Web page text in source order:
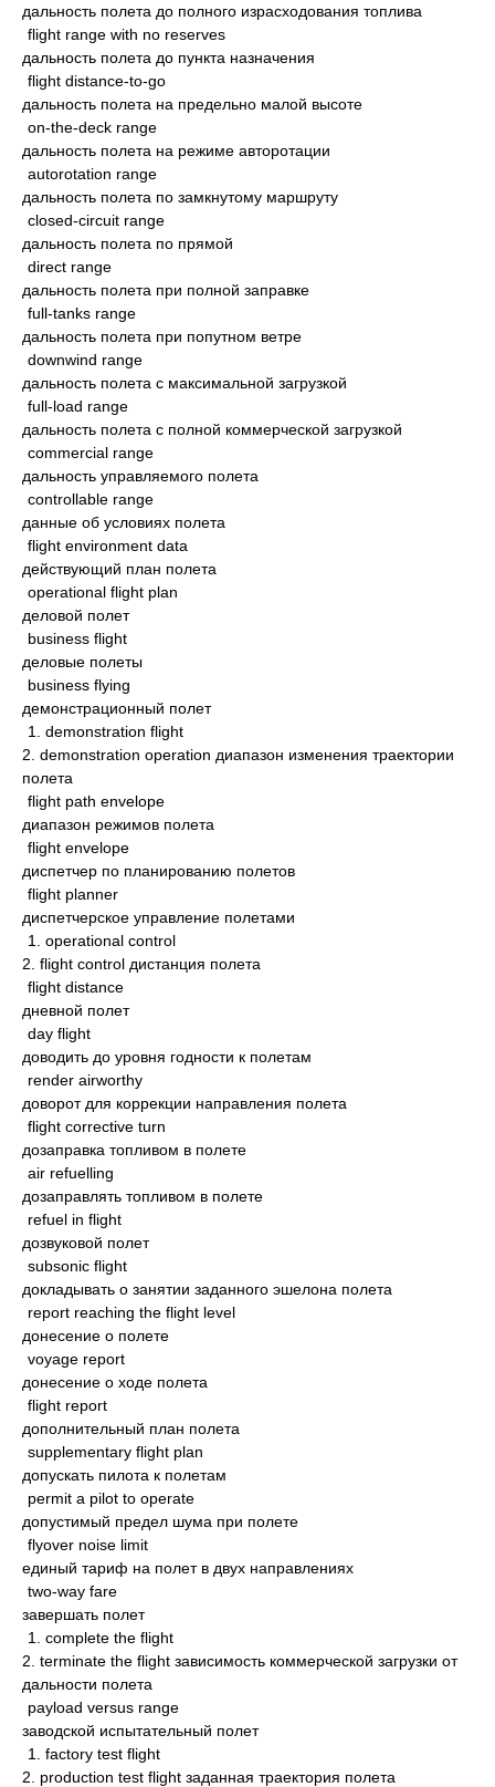
дальность полета до полного израсходования топлива
flight range with no reserves
дальность полета до пункта назначения
flight distance-to-go
дальность полета на предельно малой высоте
on-the-deck range
дальность полета на режиме авторотации
autorotation range
дальность полета по замкнутому маршруту
closed-circuit range
дальность полета по прямой
direct range
дальность полета при полной заправке
full-tanks range
дальность полета при попутном ветре
downwind range
дальность полета с максимальной загрузкой
full-load range
дальность полета с полной коммерческой загрузкой
commercial range
дальность управляемого полета
controllable range
данные об условиях полета
flight environment data
действующий план полета
operational flight plan
деловой полет
business flight
деловые полеты
business flying
демонстрационный полет
1. demonstration flight
2. demonstration operation диапазон изменения траектории
полета
flight path envelope
диапазон режимов полета
flight envelope
диспетчер по планированию полетов
flight planner
диспетчерское управление полетами
1. operational control
2. flight control дистанция полета
flight distance
дневной полет
day flight
доводить до уровня годности к полетам
render airworthy
доворот для коррекции направления полета
flight corrective turn
дозаправка топливом в полете
air refuelling
дозаправлять топливом в полете
refuel in flight
дозвуковой полет
subsonic flight
докладывать о занятии заданного эшелона полета
report reaching the flight level
донесение о полете
voyage report
донесение о ходе полета
flight report
дополнительный план полета
supplementary flight plan
допускать пилота к полетам
permit a pilot to operate
допустимый предел шума при полете
flyover noise limit
единый тариф на полет в двух направлениях
two-way fare
завершать полет
1. complete the flight
2. terminate the flight зависимость коммерческой загрузки от
дальности полета
payload versus range
заводской испытательный полет
1. factory test flight
2. production test flight заданная траектория полета